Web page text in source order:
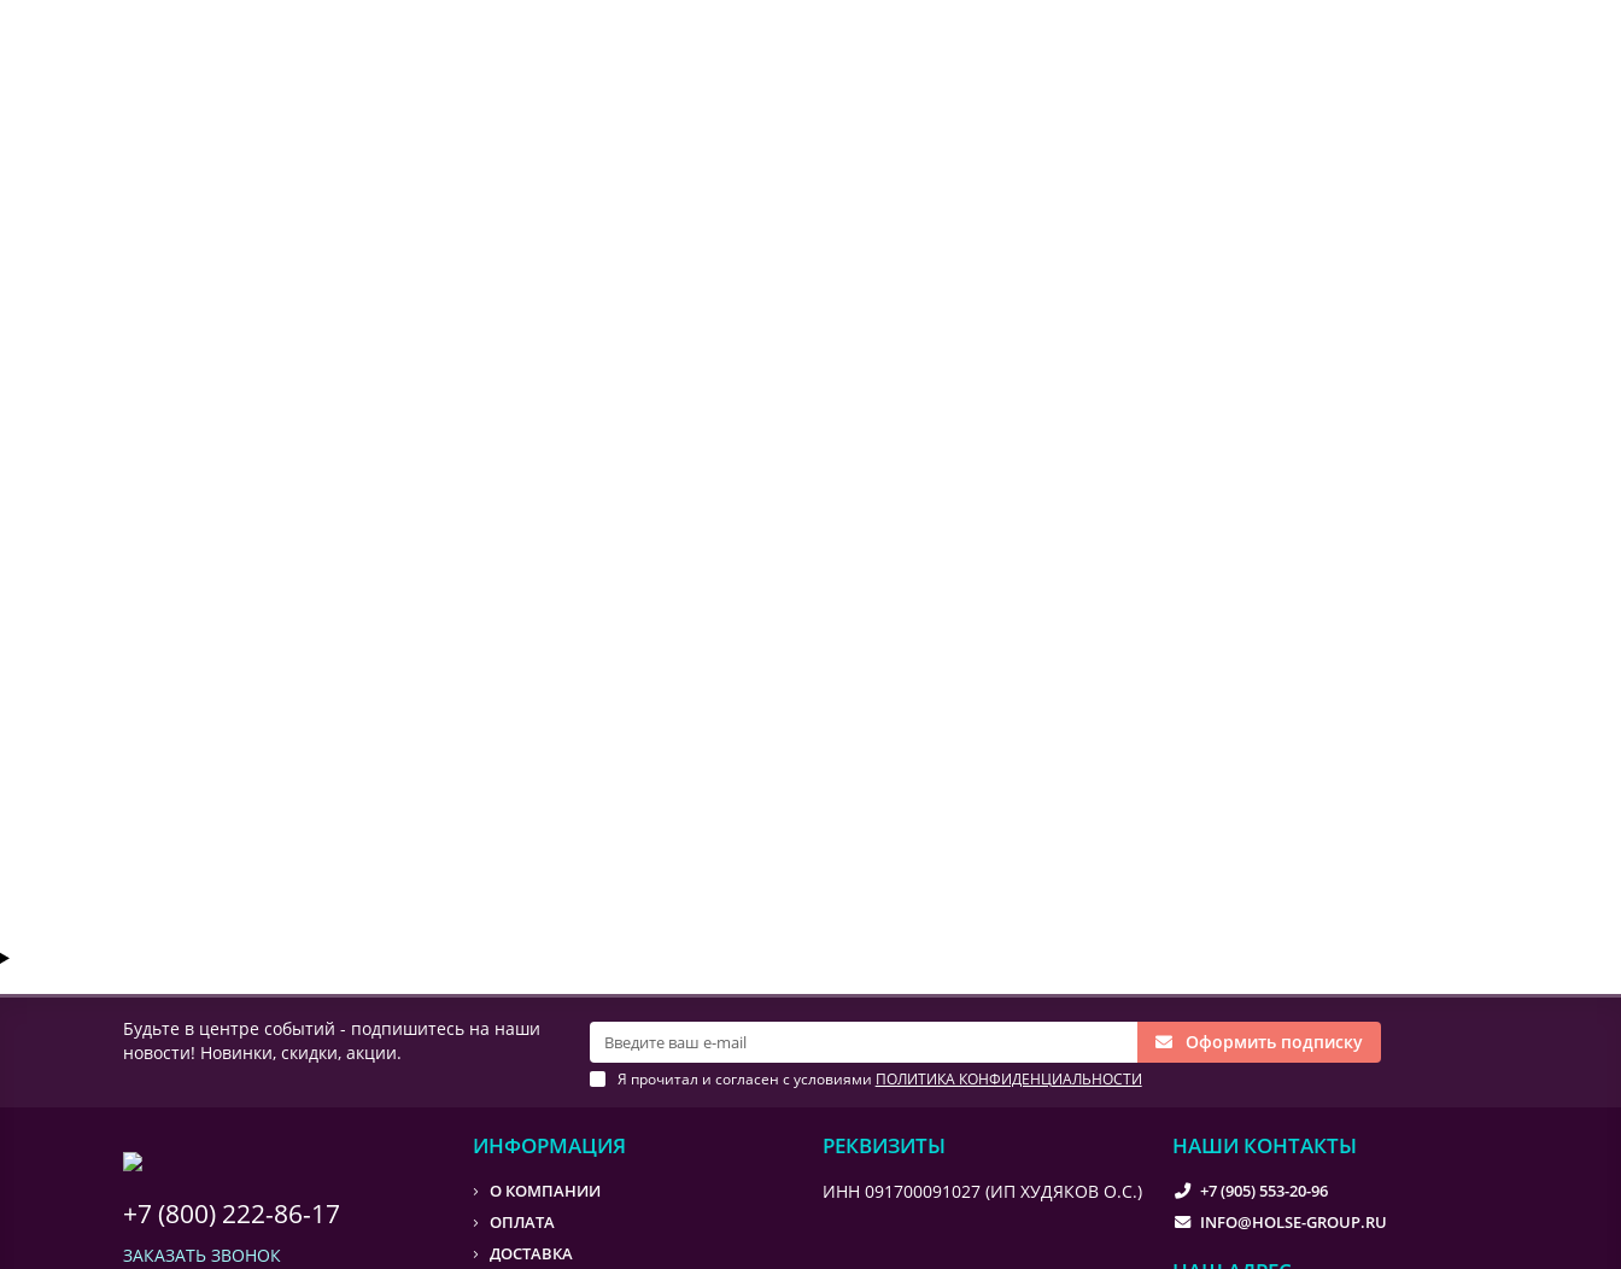
Будьте в центре событий - подпишитесь на наши
новости! Новинки, скидки, акции.
Оформить подписку
Я прочитал и согласен с условиями ПОЛИТИКА КОНФИДЕНЦИАЛЬНОСТИ
+7 (800) 222-86-17
ЗАКАЗАТЬ ЗВОНОК
ИНФОРМАЦИЯ
О КОМПАНИИ
ОПЛАТА
ДОСТАВКА
РЕКВИЗИТЫ
ИНН 091700091027 (ИП ХУДЯКОВ О.С.)
НАШИ КОНТАКТЫ
+7 (905) 553-20-96
INFO@HOLSE-GROUP.RU